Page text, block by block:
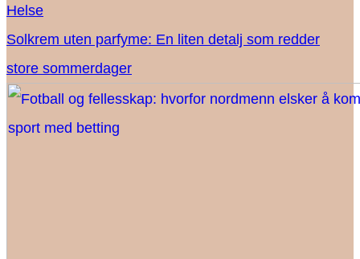
Helse
Solkrem uten parfyme: En liten detalj som redder
store sommerdager